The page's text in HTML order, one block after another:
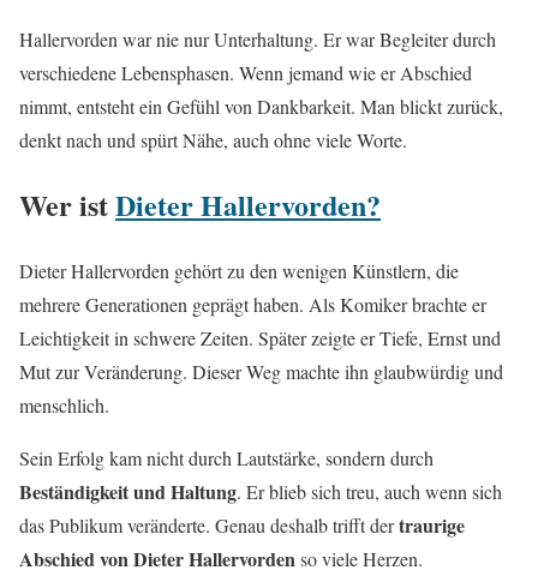
Hallervorden war nie nur Unterhaltung. Er war Begleiter durch
verschiedene Lebensphasen. Wenn jemand wie er Abschied
nimmt, entsteht ein Gefühl von Dankbarkeit. Man blickt zurück,
denkt nach und spürt Nähe, auch ohne viele Worte.
Wer istDieter Hallervorden?
Dieter Hallervorden gehört zu den wenigen Künstlern, die
mehrere Generationen geprägt haben. Als Komiker brachte er
Leichtigkeit in schwere Zeiten. Später zeigte er Tiefe, Ernst und
Mut zur Veränderung. Dieser Weg machte ihn glaubwürdig und
menschlich.
Sein Erfolg kam nicht durch Lautstärke, sondern durch
Beständigkeit und Haltung. Er blieb sich treu, auch wenn sich
das Publikum veränderte. Genau deshalb trifft dertraurige
Abschied von Dieter Hallervordenso viele Herzen.